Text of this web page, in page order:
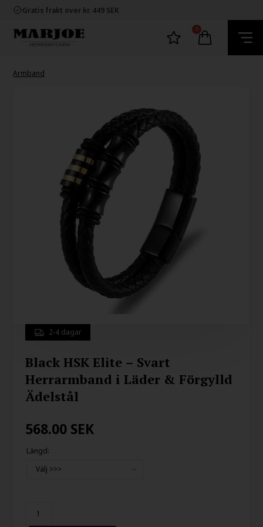
Gratis frakt over kr. 449 SEK
100% nikkelfria smycken
Snabb leverans
100% nikkelfria smycken
0
Armband
2-4 dagar
Black HSK Elite – Svart
Herrarmband i Läder & Förgylld
Ädelstål
568.00 SEK
Längd: